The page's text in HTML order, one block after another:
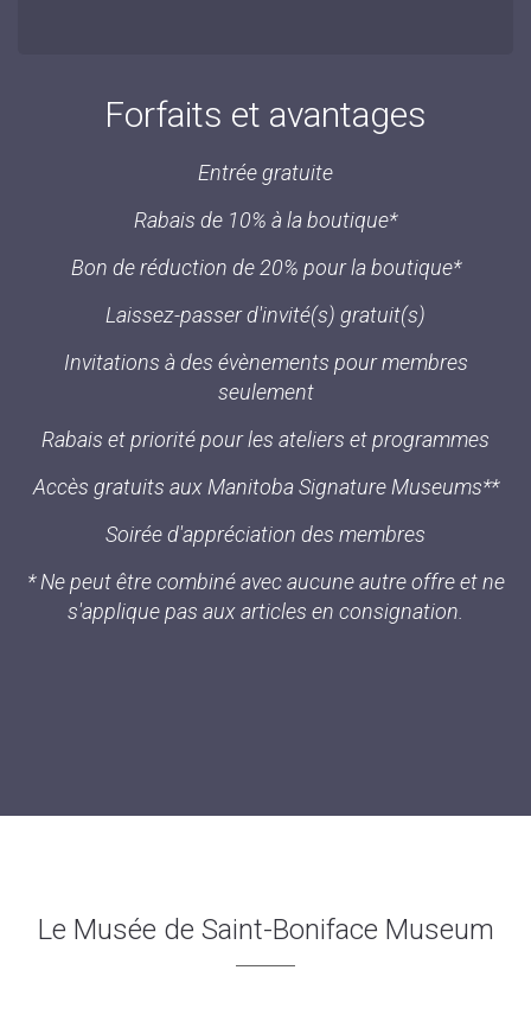
Forfaits et avantages
Entrée gratuite
Rabais de 10% à la boutique*
Bon de réduction de 20% pour la boutique*
Laissez-passer d'invité(s) gratuit(s)
Invitations à des évènements pour membres
seulement
Rabais et priorité pour les ateliers et programmes
Accès gratuits aux Manitoba Signature Museums**
Soirée d'appréciation des membres
* Ne peut être combiné avec aucune autre offre et ne
s'applique pas aux articles en consignation.
Le Musée de Saint-Boniface Museum